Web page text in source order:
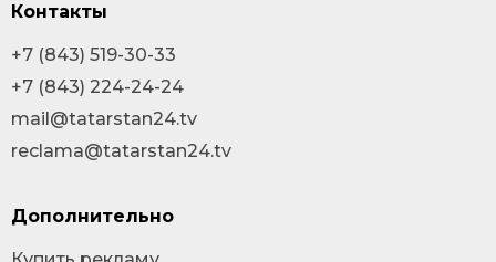
Контакты
+7 (843) 519-30-33
+7 (843) 224-24-24
mail@tatarstan24.tv
reclama@tatarstan24.tv
Дополнительно